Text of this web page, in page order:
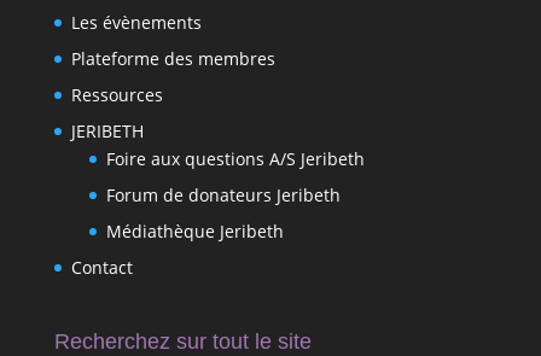
Les évènements
Plateforme des membres
Ressources
JERIBETH
Foire aux questions A/S Jeribeth
Forum de donateurs Jeribeth
Médiathèque Jeribeth
Contact
Recherchez sur tout le site